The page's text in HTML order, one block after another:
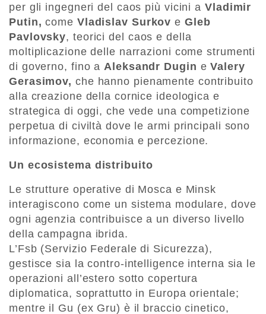
per gli ingegneri del caos più vicini a Vladimir
Putin,come Vladislav Surkove Gleb
Pavlovsky, teorici del caos e della
moltiplicazione delle narrazioni come strumenti
di governo, fino a Aleksandr Dugin e Valery
Gerasimov, che hanno pienamente contribuito
alla creazione della cornice ideologica e
strategica di oggi, che vede una competizione
perpetua di civiltà dove le armi principali sono
informazione, economia e percezione.
Un ecosistema distribuito
Le strutture operative di Mosca e Minsk
interagiscono come un sistema modulare, dove
ogni agenzia contribuisce a un diverso livello
della campagna ibrida.
L’Fsb (Servizio Federale di Sicurezza),
gestisce sia la contro-intelligence interna sia le
operazioni all’estero sotto copertura
diplomatica, soprattutto in Europa orientale;
mentre il Gu (ex Gru) è il braccio cinetico,